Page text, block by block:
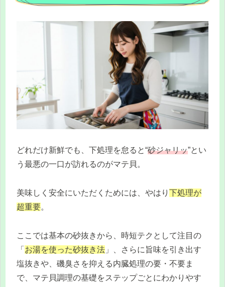
どれだけ新鮮でも、下処理を怠ると“砂ジャリッ”とい
う最悪の一口が訪れるのがマテ貝。
美味しく安全にいただくためには、やはり 下処理が
超重要。
ここでは基本の砂抜きから、時短テクとして注目の
「 お湯を使った砂抜き法 」、さらに旨味を引き出す
塩抜きや、磯臭さを抑える内臓処理の要・不要ま
で、マテ貝調理の基礎をステップごとにわかりやす